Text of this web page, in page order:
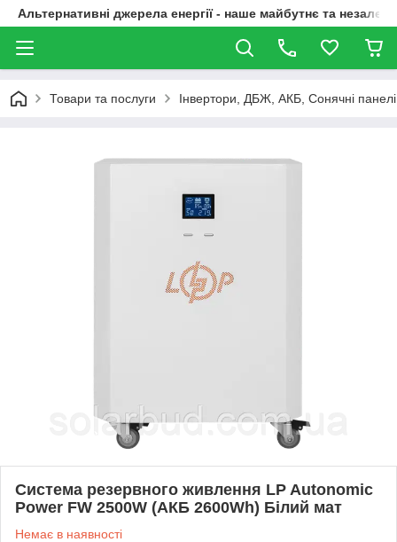
Альтернативні джерела енергії - наше майбутнє та
Товари та послуги Інвертори, ДБЖ, АКБ, Сонячні
Система резервного живлення LP Autonomic
Power FW 2500W (АКБ 2600Wh) Білий мат
Немає в наявності